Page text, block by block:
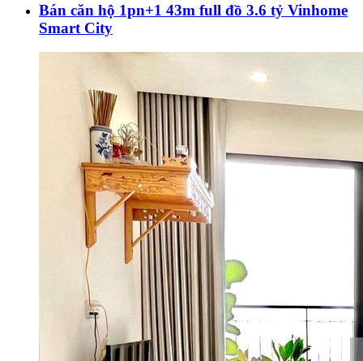
Bán căn hộ 1pn+1 43m full đồ 3.6 tỷ Vinhome
Smart City